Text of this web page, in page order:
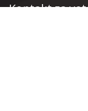
Kontakt za